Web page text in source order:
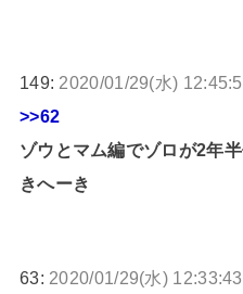
149: 2020/01/29(水)
>>62
ゾウとマム編でゾロが2年
きへーき
63: 2020/01/29(水)